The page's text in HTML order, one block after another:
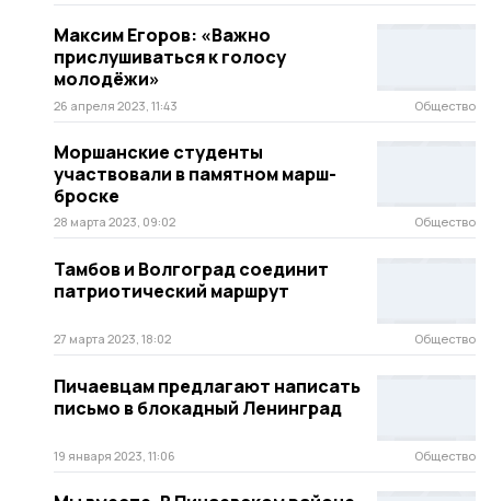
Максим Егоров: «Важно
прислушиваться к голосу
молодёжи»
26 апреля 2023, 11:43 Общество
Моршанские студенты
участвовали в памятном марш-
броске
28 марта 2023, 09:02 Общество
Тамбов и Волгоград соединит
патриотический маршрут
27 марта 2023, 18:02 Общество
Пичаевцам предлагают написать
письмо в блокадный Ленинград
19 января 2023, 11:06 Общество